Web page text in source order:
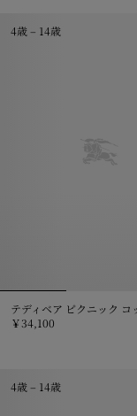
4歳 – 14歳
￥34,100
テディベア ピクニッ
4歳 – 14歳